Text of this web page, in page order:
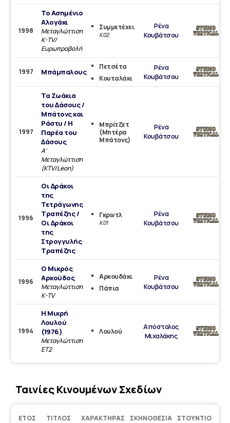
1998
Το Ασημένιο
Αλογάκι
Μεταγλώττιση
K-TV/
Ευρωπροβολή
Συμμετέχει
Κ02
Ρένα
Κουβάτσου
1997 Μπάμπαλους
Πετσέτα
Κουταλάκι
Ρένα
Κουβάτσου
1997
Τα Ζωάκια
του Δάσους /
Μπάτονς και
Ράστυ / Η
Παρέα του
Δάσους
Α'
Μεταγλώττιση
(KTV/Leon)
Μπρίτζετ
(Μητέρα
Μπάτονς)
Ρένα
Κουβάτσου
1996
Οι Δράκοι
της
Τετράγωνης
Τραπέζης /
Οι Δράκοι
της
Στρογγυλής
Τραπέζης
Γκριντλ
Κ01
Ρένα
Κουβάτσου
1996
Ο Μικρός
Αρκούδος
Μεταγλώττιση
K-TV
Αρκουδάκι
Πάπια
Ρένα
Κουβάτσου
1994
Η Μικρή
Λουλού
(1976)
Μεταγλώττιση
ΕΤ2
Λουλού
Απόστολος
Μιχαλάκης
Ταινίες Κινουμένων Σχεδίων
ΈΤΟΣ ΤΊΤΛΟΣ ΧΑΡΑΚΤΉΡΑΣ ΣΚΗΝΟΘΕΣΊΑ ΣΤΟΎΝΤΙΟ